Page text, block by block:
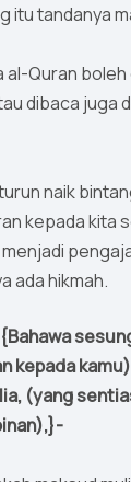
itu tandanya
al-Quran
dibaca juga
naik
kepada kita
ada hikmah.
kepada
(yang